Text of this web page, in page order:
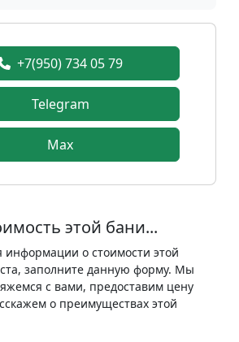
+7(950) 734 05 79
Telegram
Max
этой бани...
информации о стоимости этой
заполните данную форму. Мы
с вами, предоставим цену
о преимуществах этой